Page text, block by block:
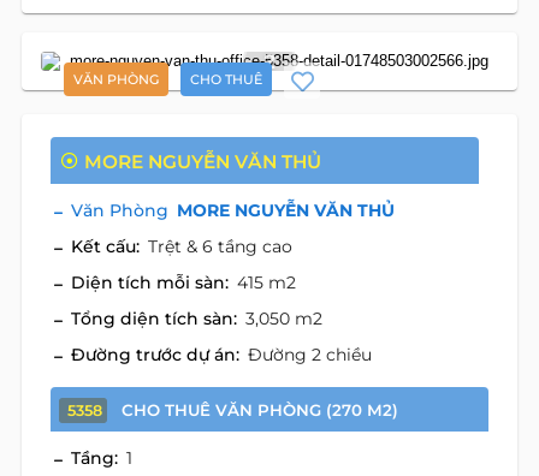
VĂN PHÒNG CHO THUÊ
2
MORE NGUYỄN VĂN THỦ
Văn Phòng MORE NGUYỄN VĂN THỦ
Kết cấu: Trệt & 6 tầng cao
Diện tích mỗi sàn: 415 m2
Tổng diện tích sàn: 3,050 m2
Đường trước dự án: Đường 2 chiều
5358 CHO THUÊ VĂN PHÒNG (270 M2)
Tầng: 1